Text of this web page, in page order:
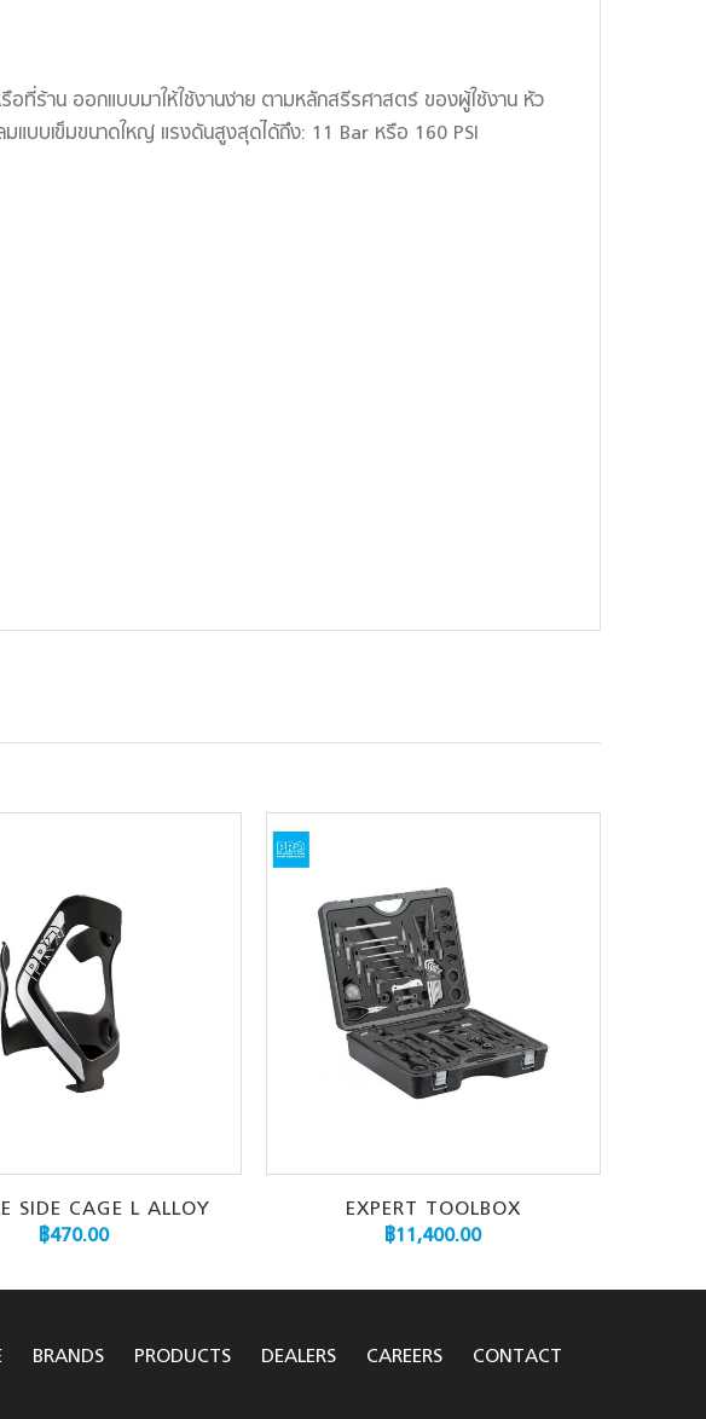
ที่ร้าน ออกแบบมาให้ใช้งานง่าย ตามหลักสรีรศาสตร์ ของผู้ใช้งาน หัว
บบเข็มขนาดใหญ่ แรงดันสูงสุดได้ถึง: 11 Bar หรือ 160 PSI
SIDE CAGE L ALLOY
฿470.00
EXPERT TOOLBOX
฿11,400.00
BRANDS PRODUCTS DEALERS CAREERS CONTACT